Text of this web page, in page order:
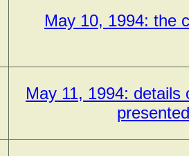
May 10, 1994: the
May 11, 1994: